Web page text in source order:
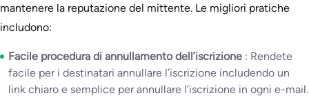
mantenere la reputazione del mittente. Le migliori pratiche
includono:
Facile procedura di annullamento dell’iscrizione : Rendete
facile per i destinatari annullare l’iscrizione includendo un
link chiaro e semplice per annullare l’iscrizione in ogni e-mail.